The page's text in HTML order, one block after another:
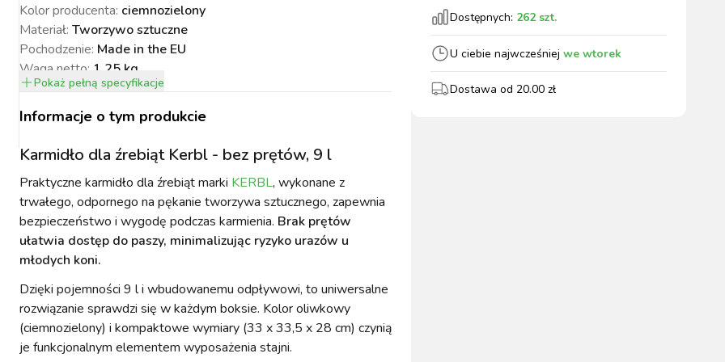
I
ARTYKUŁY
DLA
PAKUJEMY SIĘ NA
POMIAROWE
wszystkie
Kolor producenta: ciemnozielony
Materiał: Tworzywo sztuczne
Pochodzenie: Made in the EU
Waga netto: 1.25 kg
Wysokość:33.5 cm
Szerokość
: 33 cm
Głębokość:28 cm
Pokaż pełną specyfikacje
Informacje o tym produkcie
Karmidło dla źrebiąt Kerbl - bez prętów, 9 l
Praktyczne karmidło dla źrebiąt marki KERBL, wykonane z
trwałego, odpornego na pękanie tworzywa sztucznego, zapewnia
bezpieczeństwo i wygodę podczas karmienia. Brak prętów
ułatwia dostęp do paszy, minimalizując ryzyko urazów u
młodych koni.
Dzięki pojemności 9 l i wbudowanemu odpływowi, to uniwersalne
rozwiązanie sprawdzi się w każdym boksie. Kolor oliwkowy
(ciemnozielony) i kompaktowe wymiary (33 x 33,5 x 28 cm) czynią
je funkcjonalnym elementem wyposażenia stajni.
Dostępnych: 262szt.
U ciebie najwcześniej we wtorek
Dostawa od 20.00 zł